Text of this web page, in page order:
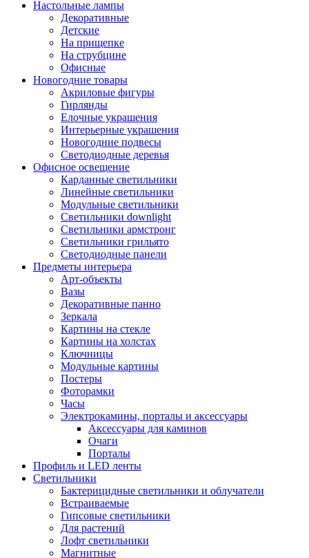
Настольные лампы
Декоративные
Детские
На прищепке
На струбцине
Офисные
Новогодние товары
Акриловые фигуры
Гирлянды
Елочные украшения
Интерьерные украшения
Новогодние подвесы
Светодиодные деревья
Офисное освещение
Карданные светильники
Линейные светильники
Модульные светильники
Светильники downlight
Светильники армстронг
Светильники грильято
Светодиодные панели
Предметы интерьера
Арт-объекты
Вазы
Декоративные панно
Зеркала
Картины на стекле
Картины на холстах
Ключницы
Модульные картины
Постеры
Фоторамки
Часы
Электрокамины, порталы и аксессуары
Аксессуары для каминов
Очаги
Порталы
Профиль и LED ленты
Светильники
Бактерицидные светильники и облучатели
Встраиваемые
Гипсовые светильники
Для растений
Лофт светильники
Магнитные